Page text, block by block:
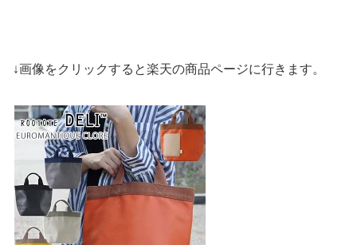
↓画像をクリックすると楽天の商品ページに行きます。